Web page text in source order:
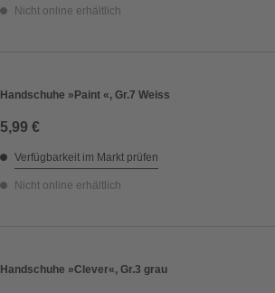
Nicht online erhältlich
Handschuhe »Paint «, Gr.7 Weiss
5,99 €
Verfügbarkeit im Markt prüfen
Nicht online erhältlich
Handschuhe »Clever«, Gr.3 grau